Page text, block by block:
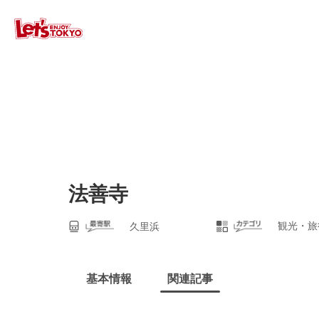
法善寺
久里浜 観光・
基本情報 関連記事